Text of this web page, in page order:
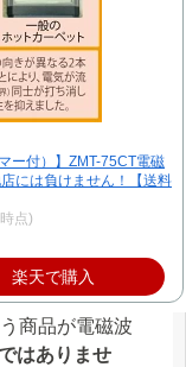
ー付）】ZMT-75CT電磁
には負けません！【送料
点)
楽天で購入
商品が電磁波
はありませ